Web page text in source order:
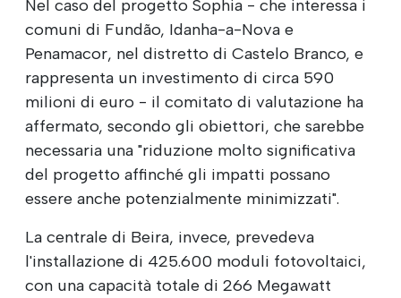
Nel caso del progetto Sophia - che interessa i
comuni di Fundão, Idanha-a-Nova e
Penamacor, nel distretto di Castelo Branco, e
rappresenta un investimento di circa 590
milioni di euro - il comitato di valutazione ha
affermato, secondo gli obiettori, che sarebbe
necessaria una "riduzione molto significativa
del progetto affinché gli impatti possano
essere anche potenzialmente minimizzati".
La centrale di Beira, invece, prevedeva
l'installazione di 425.600 moduli fotovoltaici,
con una capacità totale di 266 Megawatt